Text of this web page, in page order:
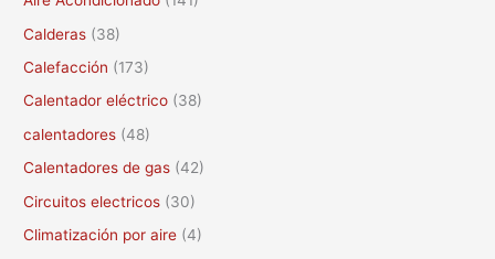
o
r
:
Calderas (38)
Calefacción (173)
Calentador eléctrico (38)
calentadores (48)
Calentadores de gas (42)
Circuitos electricos (30)
Climatización por aire (4)